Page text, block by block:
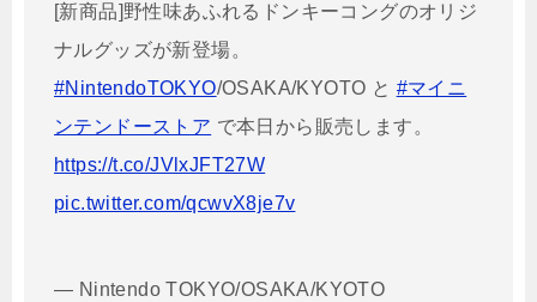
[新商品]野性味あふれるドンキーコングのオリジ
ナルグッズが新登場。
#NintendoTOKYO/OSAKA/KYOTO と #マイニ
ンテンドーストア で本日から販売します。
https://t.co/JVlxJFT27W
pic.twitter.com/qcwvX8je7v
— Nintendo TOKYO/OSAKA/KYOTO